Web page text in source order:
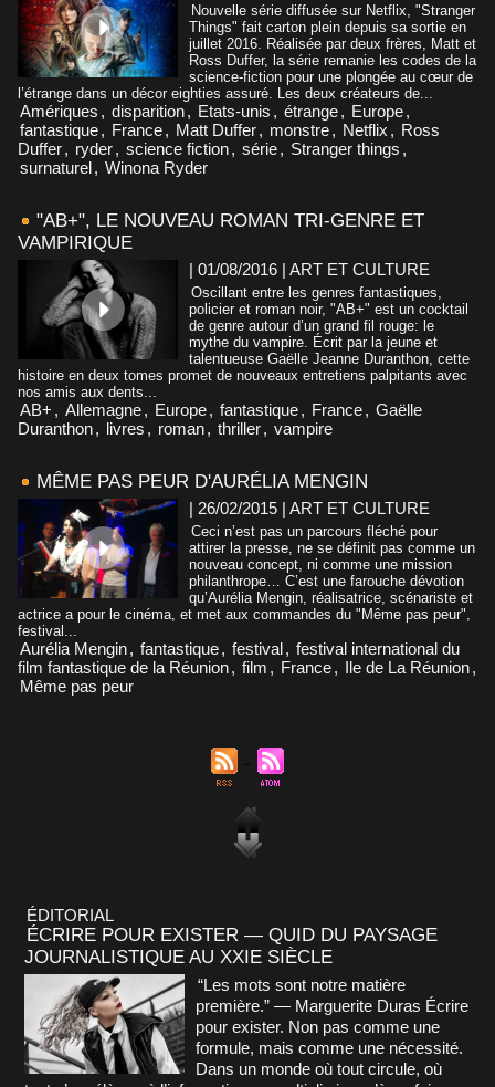
Nouvelle série diffusée sur Netflix, "Stranger
Things" fait carton plein depuis sa sortie en
juillet 2016. Réalisée par deux frères, Matt et
Ross Duffer, la série remanie les codes de la
science-fiction pour une plongée au cœur de
l’étrange dans un décor eighties assuré. Les deux créateurs de...
Amériques , disparition, Etats-unis , étrange, Europe,
fantastique, France, Matt Duffer, monstre, Netflix , Ross
Duffer, ryder, science fiction, série, Stranger things ,
surnaturel, Winona Ryder
"AB+", LE NOUVEAU ROMAN TRI-GENRE ET
VAMPIRIQUE
| 01/08/2016 | ART ET CULTURE
Oscillant entre les genres fantastiques,
policier et roman noir, "AB+" est un cocktail
de genre autour d’un grand fil rouge: le
mythe du vampire. Écrit par la jeune et
talentueuse Gaëlle Jeanne Duranthon, cette
histoire en deux tomes promet de nouveaux entretiens palpitants avec
nos amis aux dents...
AB+ , Allemagne, Europe, fantastique, France, Gaëlle
Duranthon, livres , roman, thriller, vampire
MÊME PAS PEUR D'AURÉLIA MENGIN
| 26/02/2015 | ART ET CULTURE
Ceci n’est pas un parcours fléché pour
attirer la presse, ne se définit pas comme un
nouveau concept, ni comme une mission
philanthrope… C’est une farouche dévotion
qu’Aurélia Mengin, réalisatrice, scénariste et
actrice a pour le cinéma, et met aux commandes du "Même pas peur",
festival...
Aurélia Mengin, fantastique, festival, festival international du
film fantastique de la Réunion, film , France, Ile de La Réunion,
Même pas peur
ÉDITORIAL
ÉCRIRE POUR EXISTER — QUID DU PAYSAGE
JOURNALISTIQUE AU XXIE SIÈCLE
“Les mots sont notre matière
première.” — Marguerite Duras Écrire
pour exister. Non pas comme une
formule, mais comme une nécessité.
Dans un monde où tout circule, où